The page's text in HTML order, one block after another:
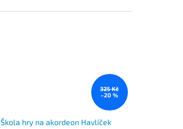
325 Kč
–20 %
Škola hry na akordeon Havlíček